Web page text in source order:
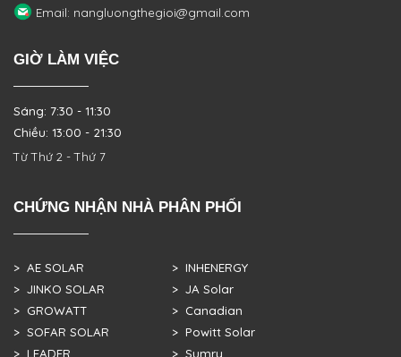
Email: nangluongthegioi@gmail.com
GIỜ LÀM VIỆC
Sáng: 7:30 - 11:30
Chiều: 13:00 - 21:30
Từ Thứ 2 - Thứ 7
CHỨNG NHẬN NHÀ PHÂN PHỐI
> AE SOLAR
> JINKO SOLAR
> GROWATT
> SOFAR SOLAR
> LEADER
> INHENERGY
> JA Solar
> Canadian
> Powitt Solar
> Sumry